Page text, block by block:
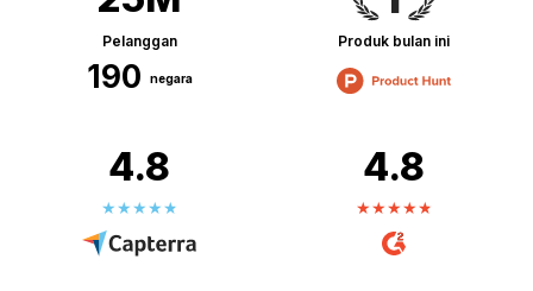
Pelanggan
190 negara
Produk bulan ini
4.8 4.8